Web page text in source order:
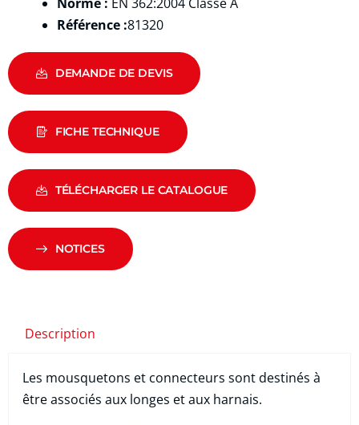
Référence :81320
DEMANDE DE DEVIS
FICHE TECHNIQUE
TÉLÉCHARGER LE CATALOGUE
NOTICES
Description
Les mousquetons et connecteurs sont destinés à
être associés aux longes et aux harnais.